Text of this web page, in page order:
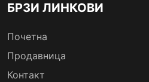
БРЗИ ЛИНКОВИ
Почетна
Продавница
Контакт